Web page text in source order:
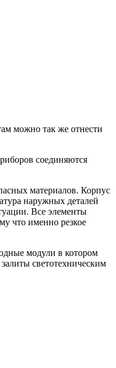
можно так же отнести
соединяются
материалов. Корпус
наружных деталей
Все элементы
что именно резкое
модули в котором
светотехническим